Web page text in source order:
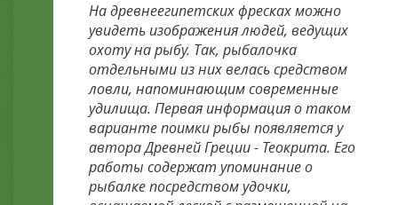
На древнеегипетских фресках можно
увидеть изображения людей, ведущих
охоту на рыбу. Так, рыбалочка
отдельными из них велась средством
ловли, напоминающим современные
удилища. Первая информация о таком
варианте поимки рыбы появляется у
автора Древней Греции - Теокрита. Его
работы содержат упоминание о
рыбалке посредством удочки,